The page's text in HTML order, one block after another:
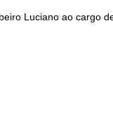
Luciano ao cargo